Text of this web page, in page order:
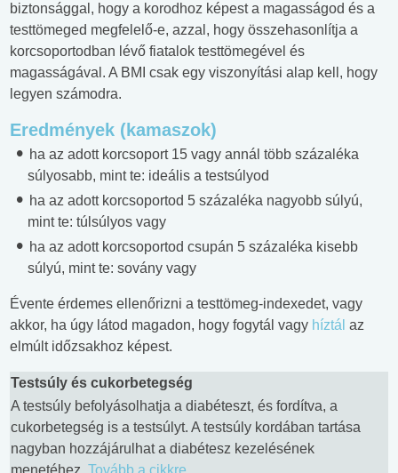
biztonsággal, hogy a korodhoz képest a magasságod és a
testtömeged megfelelő-e, azzal, hogy összehasonlítja a
korcsoportodban lévő fiatalok testtömegével és
magasságával. A BMI csak egy viszonyítási alap kell, hogy
legyen számodra.
Eredmények (kamaszok)
ha az adott korcsoport 15 vagy annál több százaléka
súlyosabb, mint te: ideális a testsúlyod
ha az adott korcsoportod 5 százaléka nagyobb súlyú,
mint te: túlsúlyos vagy
ha az adott korcsoportod csupán 5 százaléka kisebb
súlyú, mint te: sovány vagy
Évente érdemes ellenőrizni a testtömeg-indexedet, vagy
akkor, ha úgy látod magadon, hogy fogytál vagy híztál az
elmúlt időzsakhoz képest.
Testsúly és cukorbetegség
A testsúly befolyásolhatja a diabéteszt, és fordítva, a
cukorbetegség is a testsúlyt. A testsúly kordában tartása
nagyban hozzájárulhat a diabétesz kezelésének